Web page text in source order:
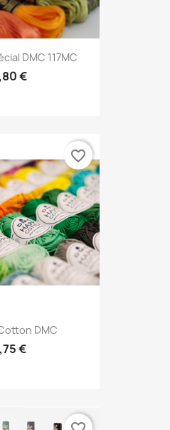
DMC 117MC
€
DMC
€
favorite_border